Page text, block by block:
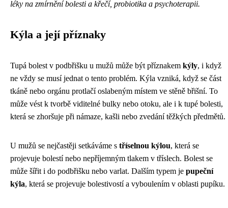
léky na zmírnění bolesti a křečí, probiotika a psychoterapii.
Kýla a její příznaky
Tupá bolest v podbřišku u mužů může být příznakem kýly, i když
ne vždy se musí jednat o tento problém. Kýla vzniká, když se část
tkáně nebo orgánu protlačí oslabeným místem ve stěně břišní. To
může vést k tvorbě viditelné bulky nebo otoku, ale i k tupé bolesti,
která se zhoršuje při námaze, kašli nebo zvedání těžkých předmětů.
U mužů se nejčastěji setkáváme s tříselnou kýlou, která se
projevuje bolestí nebo nepříjemným tlakem v tříslech. Bolest se
může šířit i do podbřišku nebo varlat. Dalším typem je pupeční
kýla, která se projevuje bolestivostí a vyboulením v oblasti pupíku.